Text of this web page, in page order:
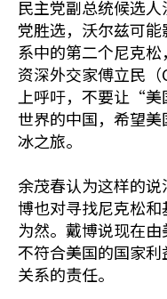
民主党副总统候选
党胜选，沃尔兹可
系中的第二个尼克
资深外交家傅立民
上呼吁，不要让“
世界的中国，希望
冰之旅。
余茂春认为这样的
博也对寻找尼克松
为然。戴博说现在
不符合美国的国家
关系的责任。